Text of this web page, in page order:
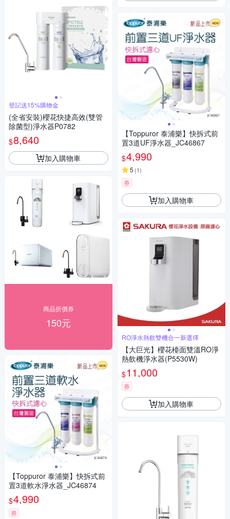
登記送15%購物金
(全省安裝)櫻花快捷高效(雙管
除菌型)淨水器P0782
$8,640
加入購物車
商品折價券
150元
【Toppuror 泰浦樂】快拆式前
置3道軟水淨水器_JC46874
$4,990
券
【Toppuror 泰浦樂】快拆式前
置3道UF淨水器_JC46867
$4,990
5 (1)
券
加入購物車
RO淨水熱飲雙機合一新選擇
【大巨光】櫻花檯面雙溫RO淨
熱飲機淨水器(P5530W)
$11,000
券
加入購物車